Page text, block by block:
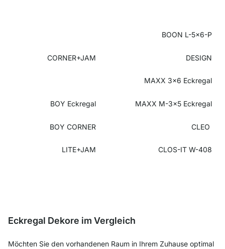
BOON L-5x6-P
CORNER+JAM DESIGN
MAXX 3x6 Eckregal
BOY Eckregal MAXX M-3x5 Eckregal
BOY CORNER CLEO
LITE+JAM CLOS-IT W-408
Eckregal Dekore im Vergleich
Möchten Sie den vorhandenen Raum in Ihrem Zuhause optimal